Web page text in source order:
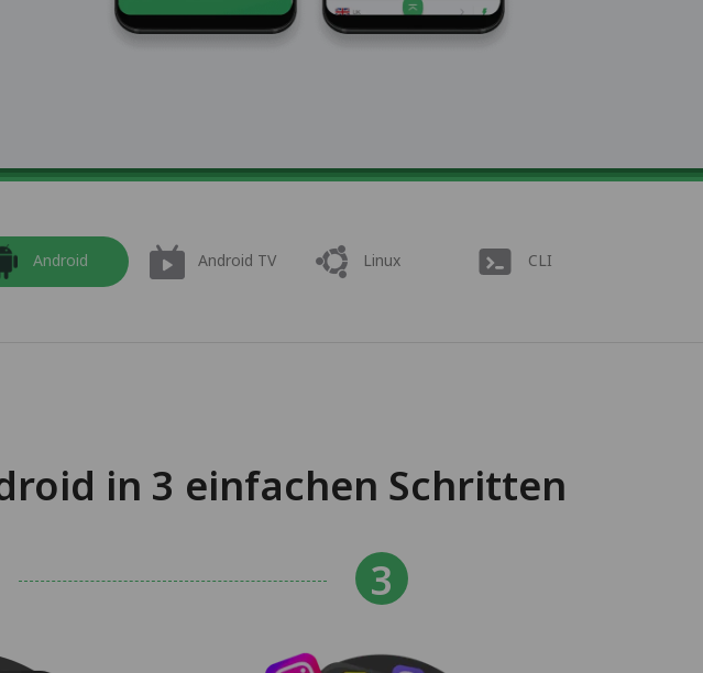
Android Android TV Linux CLI
in 3 einfachen Schritten